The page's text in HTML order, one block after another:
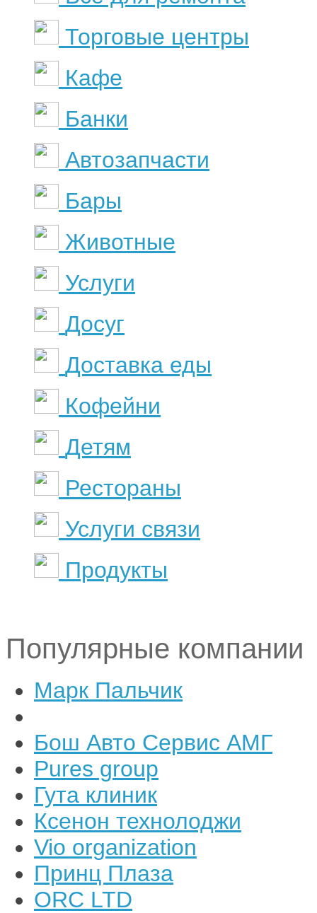
Торговые центры
Кафе
Банки
Автозапчасти
Бары
Животные
Услуги
Досуг
Доставка еды
Кофейни
Детям
Рестораны
Услуги связи
Продукты
Популярные компании
Марк Пальчик
Бош Авто Сервис АМГ
Pures group
Гута клиник
Ксенон технолоджи
Vio organization
Принц Плаза
ORC LTD